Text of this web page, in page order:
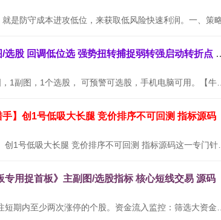
通达信【牛转乾坤】主副图/选
】创1号低吸大长腿 竞价排序不可回测 指标源码
用捉首板》主副图/选股指标 核心短线交易 源码